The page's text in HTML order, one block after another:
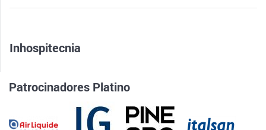
Inhospitecnia
Patrocinadores Platino